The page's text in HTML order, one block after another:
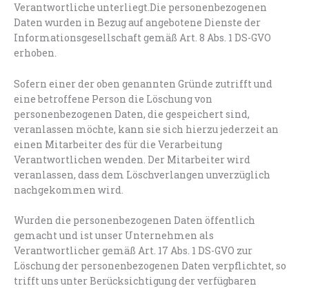
Verantwortliche unterliegt.Die personenbezogenen
Daten wurden in Bezug auf angebotene Dienste der
Informationsgesellschaft gemäß Art. 8 Abs. 1 DS-GVO
erhoben.
Sofern einer der oben genannten Gründe zutrifft und
eine betroffene Person die Löschung von
personenbezogenen Daten, die gespeichert sind,
veranlassen möchte, kann sie sich hierzu jederzeit an
einen Mitarbeiter des für die Verarbeitung
Verantwortlichen wenden. Der Mitarbeiter wird
veranlassen, dass dem Löschverlangen unverzüglich
nachgekommen wird.
Wurden die personenbezogenen Daten öffentlich
gemacht und ist unser Unternehmen als
Verantwortlicher gemäß Art. 17 Abs. 1 DS-GVO zur
Löschung der personenbezogenen Daten verpflichtet, so
trifft uns unter Berücksichtigung der verfügbaren